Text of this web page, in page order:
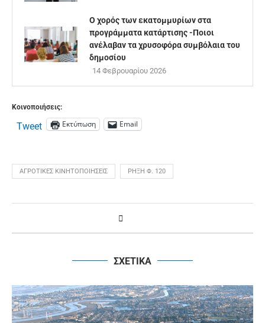
Ο χορός των εκατομμυρίων στα
προγράμματα κατάρτισης -Ποιοι
ανέλαβαν τα χρυσοφόρα συμβόλαια του
δημοσίου
14 Φεβρουαρίου 2026
Κοινοποιήσεις:
Tweet Εκτύπωση Email
ΑΓΡΟΤΙΚΈΣ ΚΙΝΗΤΟΠΟΙΉΣΕΙΣ ΡΉΞΗ Φ. 120
ΣΧΕΤΙΚΑ